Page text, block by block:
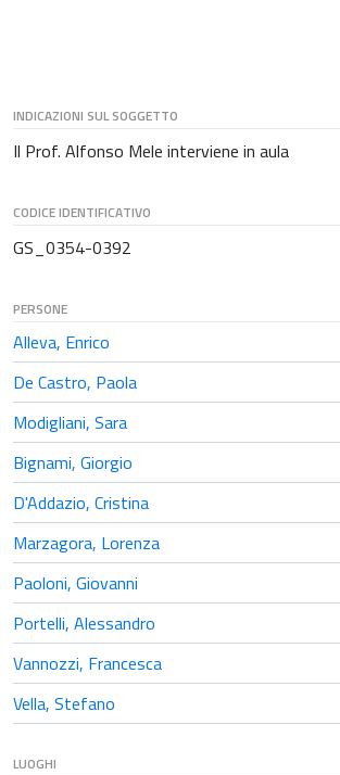
INDICAZIONI SUL SOGGETTO
Il Prof. Alfonso Mele interviene in aula
CODICE IDENTIFICATIVO
GS_0354-0392
PERSONE
Alleva, Enrico
De Castro, Paola
Modigliani, Sara
Bignami, Giorgio
D'Addazio, Cristina
Marzagora, Lorenza
Paoloni, Giovanni
Portelli, Alessandro
Vannozzi, Francesca
Vella, Stefano
LUOGHI